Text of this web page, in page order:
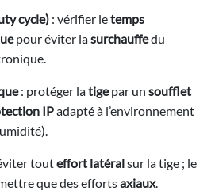
cycle) : vérifier letemps
pour éviter lasurchauffedu
: protéger latigepar un soufflet
IPadapté à l’environnement
touteffort latéralsur la tige ; le
que des effortsaxiaux.